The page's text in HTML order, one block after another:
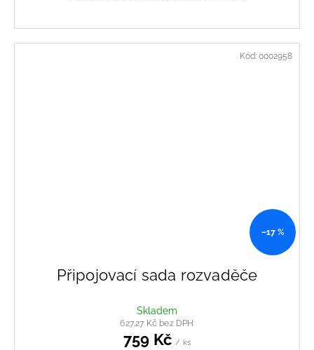
–17 %
Připojovací sada rozvaděče
Skladem
627,27 Kč bez DPH
759 Kč / ks
Kód: 0002958